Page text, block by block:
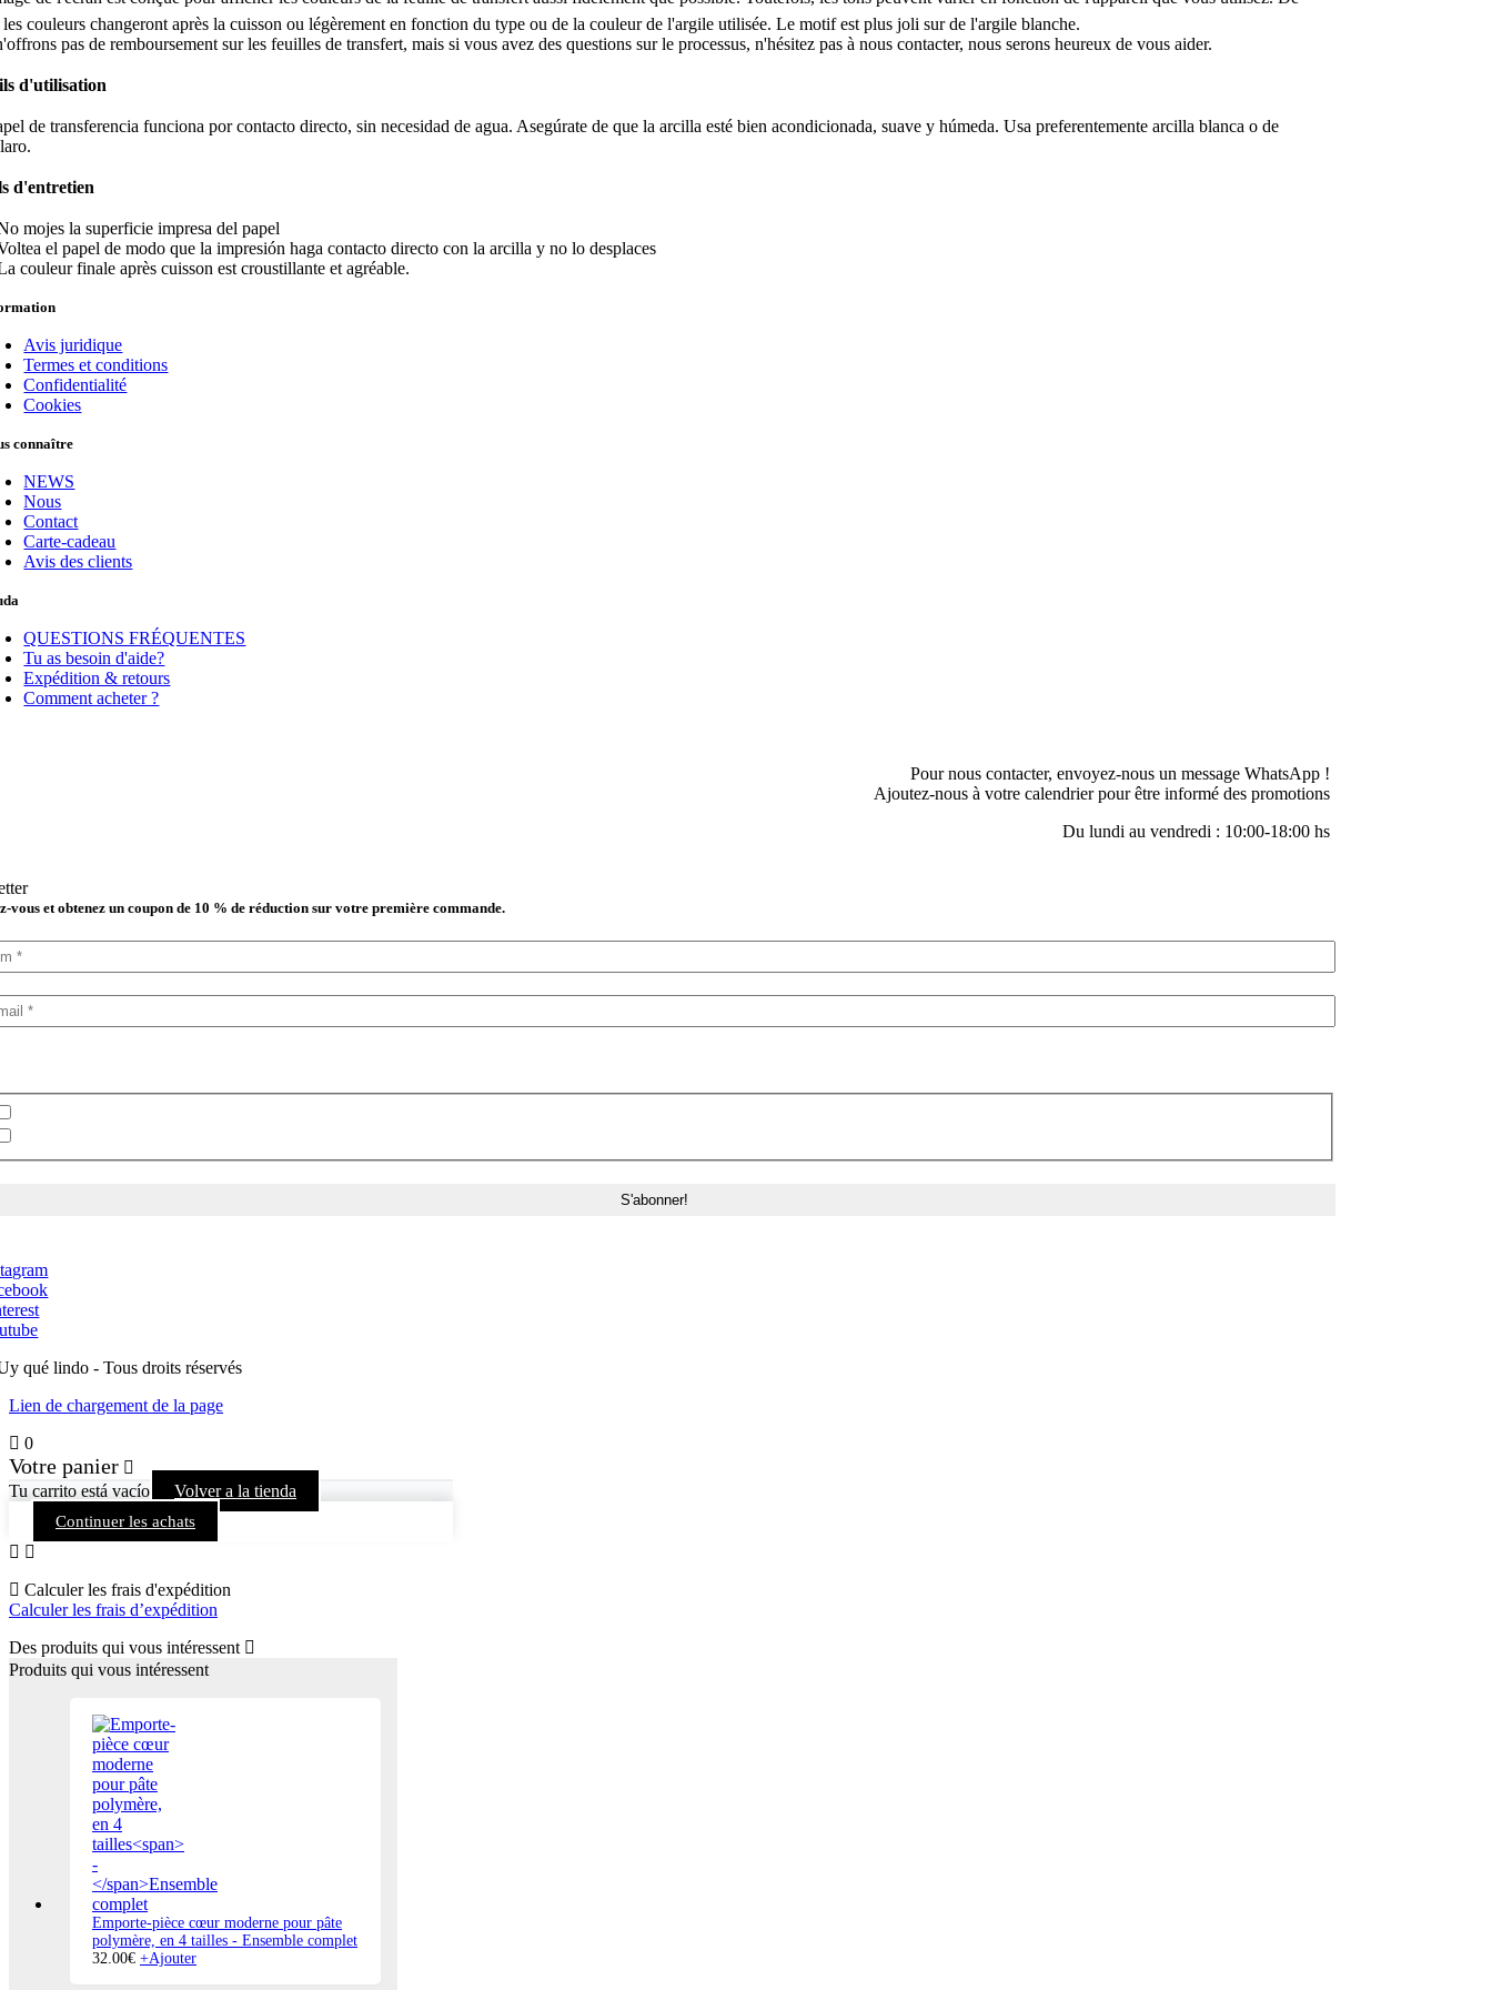
les couleurs changeront après la cuisson ou légèrement en fonction du type ou de la couleur de l'argile utilisée. Le motif est plus joli sur de l'argile blanche.
pas de remboursement sur les feuilles de transfert, mais si vous avez des questions sur le processus, n'hésitez pas à nous contacter, nous serons heureux de vous aider.
d'utilisation
de transferencia funciona por contacto directo, sin necesidad de agua. Asegúrate de que la arcilla esté bien acondicionada, suave y húmeda. Usa preferentemente arcilla blanca o de
d'entretien
mojes la superficie impresa del papel
el papel de modo que la impresión haga contacto directo con la arcilla y no lo desplaces
couleur finale après cuisson est croustillante et agréable.
Avis juridique
Termes et conditions
Confidentialité
Cookies
connaître
NEWS
Nous
Contact
Carte-cadeau
Avis des clients
QUESTIONS FRÉQUENTES
Tu as besoin d'aide?
Expédition & retours
Comment acheter ?
Pour nous contacter, envoyez-nous un message WhatsApp !
Ajoutez-nous à votre calendrier pour être informé des promotions
Du lundi au vendredi : 10:00-18:00 hs
vous et obtenez un coupon de 10 % de réduction sur votre première commande.
qué lindo - Tous droits réservés
Lien de chargement de la page
0
Votre panier
Tu carrito está vacío Volver a la tienda
Continuer les achats
Calculer les frais d'expédition
Calculer les frais d’expédition
Des produits qui vous intéressent
Produits qui vous intéressent
Emporte-pièce cœur moderne pour pâte
polymère, en 4 tailles - Ensemble complet
32.00€ +Ajouter